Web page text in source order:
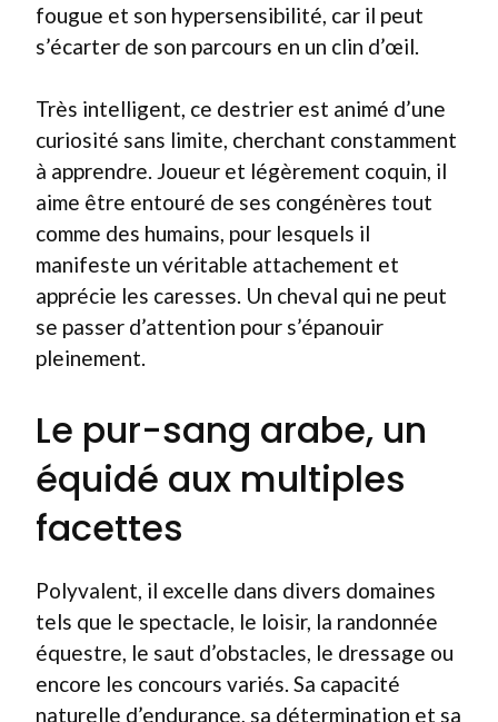
fougue et son hypersensibilité, car il peut
s’écarter de son parcours en un clin d’œil.
Très intelligent, ce destrier est animé d’une
curiosité sans limite, cherchant constamment
à apprendre. Joueur et légèrement coquin, il
aime être entouré de ses congénères tout
comme des humains, pour lesquels il
manifeste un véritable attachement et
apprécie les caresses. Un cheval qui ne peut
se passer d’attention pour s’épanouir
pleinement.
Le pur-sang arabe, un
équidé aux multiples
facettes
Polyvalent, il excelle dans divers domaines
tels que le spectacle, le loisir, la randonnée
équestre, le saut d’obstacles, le dressage ou
encore les concours variés. Sa capacité
naturelle d’endurance, sa détermination et sa